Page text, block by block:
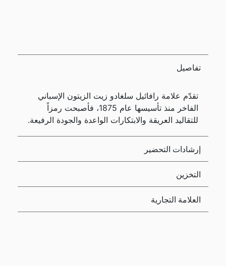
تفاصيل
تقدّم علامة رافائيل سلغادو زيت الزيتون الإسباني
الفاخر منذ تأسيسها عام 1875، فأصبحت رمزاً
للتقاليد العريقة والابتكارات الواعدة والجودة الرفيعة.
إرشادات التحضير
التخزين
العلامة التجارية